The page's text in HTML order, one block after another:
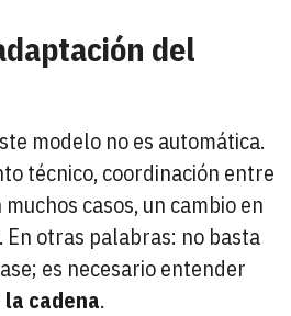
del
modelo no es automática.
técnico, coordinación entre
casos, un cambio en
otras palabras: no basta
es necesario entender
cadena.